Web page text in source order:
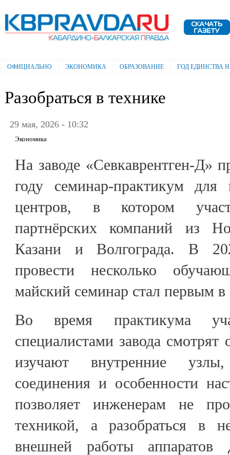
Электронная газета "Кабардино-
Балкарская правда"
Главное меню
ОФИЦИАЛЬНО ЭКОНОМИКА ОБРАЗОВАНИЕ ГОД ЕДИНСТВА
Разобраться в технике
29 мая, 2026 - 10:32
Экономика
На заводе «Севкаврентген-Д»
году семинар-практикум для
центров, в котором
партнёрских компаний из
Казани и Волгограда. В
провести несколько
майский семинар стал первым в
Во время практикума
специалистами завода смотрят
изучают внутренние
соединения и особенности
позволяет инженерам не
техникой, а разобраться в
внешней работы аппаратов